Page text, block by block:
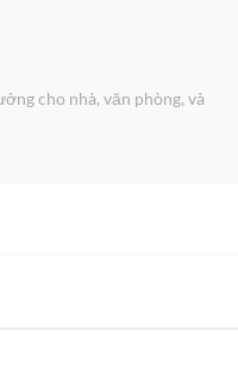
cho nhà, văn phòng, và